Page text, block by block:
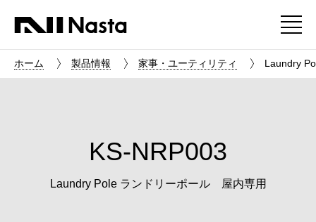
ホーム 製品情報 家事・ユーティリティ Laundry
KS-NRP003
Laundry Pole ランドリーポール 屋内専用